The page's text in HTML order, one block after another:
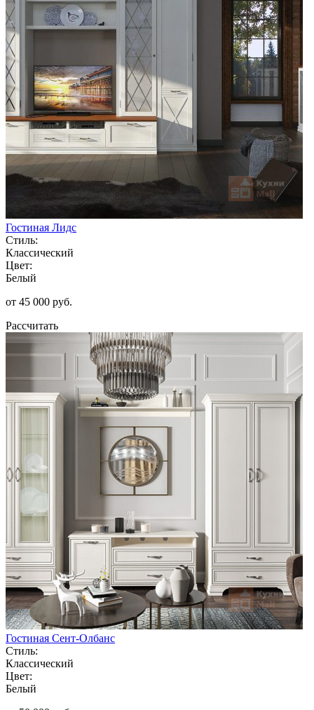
Гостиная Лидс
Стиль:
Классический
Цвет:
Белый
от 45 000 руб.
Рассчитать
Гостиная Сент-Олбанс
Стиль:
Классический
Цвет:
Белый